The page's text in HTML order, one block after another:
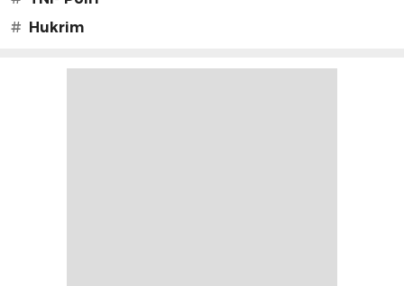
#
Hukrim